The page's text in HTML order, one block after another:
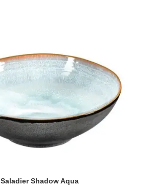
Saladier Shadow Aqua